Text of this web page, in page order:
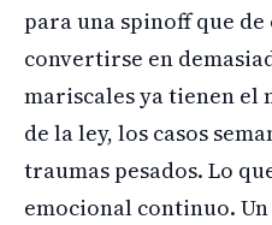
para una spinoff que
convertirse en
mariscales ya tienen el
de la ley, los casos
traumas pesados. Lo
emocional continuo.